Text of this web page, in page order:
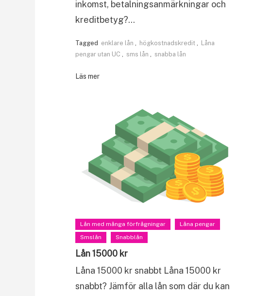
inkomst, betalningsanmärkningar och
kreditbetyg?…
Tagged enklare lån högkostnadskredit
Låna
pengar utan UC
sms lån snabba lån
Läs mer
Lån med många förfrågningar
Låna pengar
Smslån
Snabblån
Lån 15000 kr
Låna 15000 kr snabbt Låna 15000 kr
snabbt? Jämför alla lån som där du kan